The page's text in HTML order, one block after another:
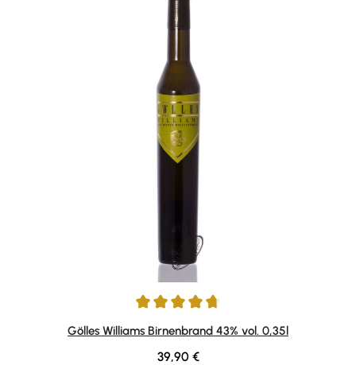
Durchschnittliche Bewertung von 4.75 von 5 Sternen
Gölles Williams Birnenbrand 43% vol. 0,35l
Regulärer Preis:
39,90 €